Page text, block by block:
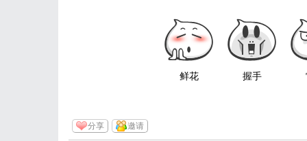
鲜花 握手
分享 邀请